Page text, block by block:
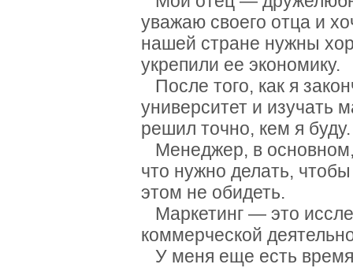
уважаю своего отца и
нашей стране нужны
укрепили ее экономику.
После того, как я
университет и изучать
решил точно, кем я буду.
Менеджер, в
что нужно делать,
этом не обидеть.
Маркетинг — это
коммерческой
У меня еще есть